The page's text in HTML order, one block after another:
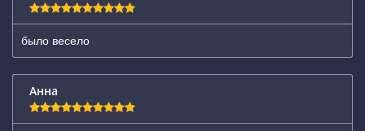
было весело
Анна